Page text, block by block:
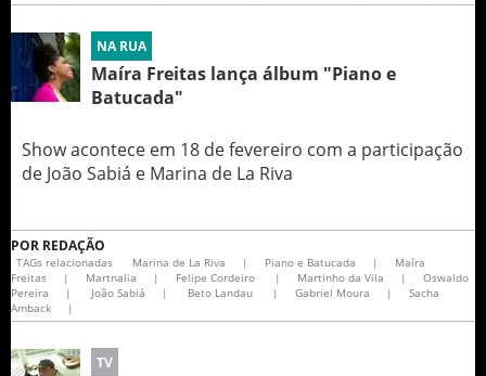
NA RUA
Maíra Freitas lança álbum "Piano e
Batucada"
Show acontece em 18 de fevereiro com a participação
de João Sabiá e Marina de La Riva
POR REDAÇÃO
TAGs relacionadas Marina de La Riva | Piano e Batucada |
Maíra
Freitas
| Martnalia | Felipe Cordeiro | Martinho da Vila |
Oswaldo
Pereira
| João Sabiá | Beto Landau | Gabriel Moura |
Sacha
Amback
|
TV